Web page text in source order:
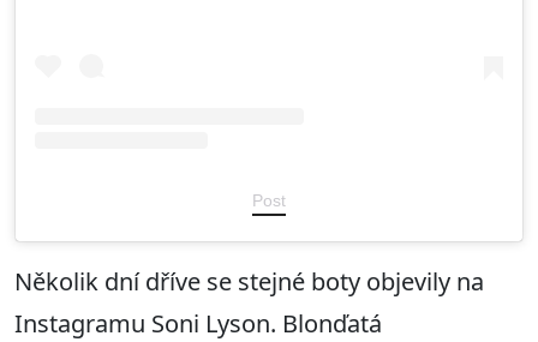
Post
Několik dní dříve se stejné boty objevily na
Instagramu Soni Lyson. Blonďatá